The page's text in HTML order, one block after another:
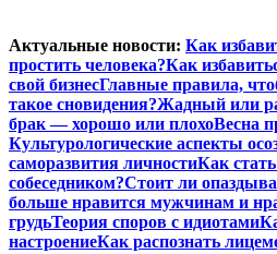
Перейти
к
содержимому
Актуальные новости: Как
простить человека?Как
свой бизнесГлавные правила,
такое сновидения?Жадный или
брак — хорошо или плохоВесна
Культурологические аспекты
саморазвития личностиКак
собеседником?Стоит ли
больше нравится мужчинам и
грудьТеория споров с идиотами
настроениеКак распознать